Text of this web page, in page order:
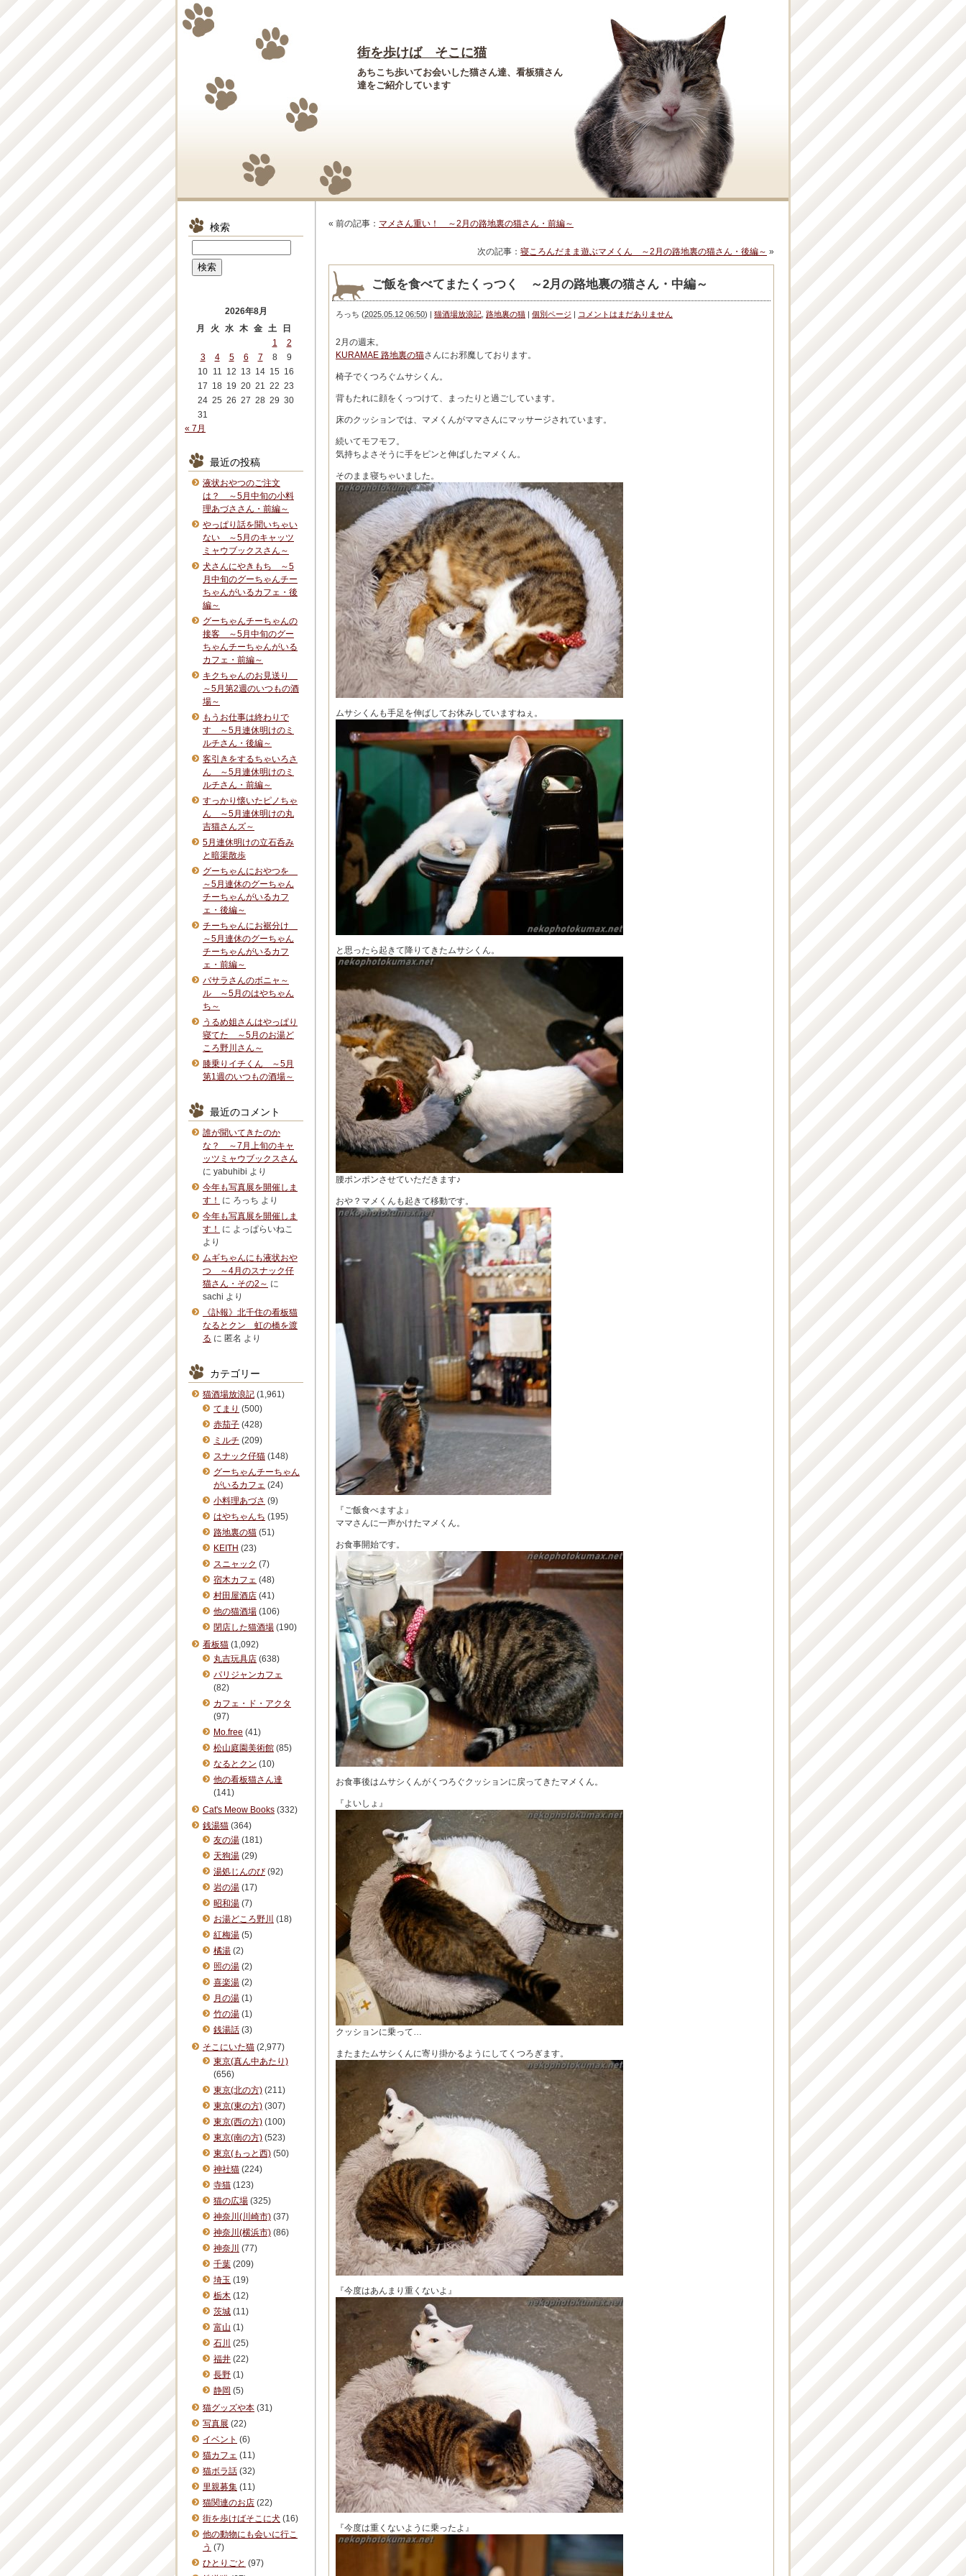
街を歩けば そこに猫
あちこち歩いてお会いした猫さん達、看板猫さん
達をご紹介しています
« 前の記事： マメさん重い！ ～2月の路地裏の猫さん・前編～
次の記事： 寝ころんだまま遊ぶマメくん ～2月の路地裏の猫さん・後編～ »
ご飯を食べてまたくっつく ～2月の路地裏の猫さん・中編～
ろっち (2025.05.12 06:50) | 猫酒場放浪記 路地裏の猫 | 個別ページ | コメントはまだありません
2月の週末。
KURAMAE 路地裏の猫さんにお邪魔しております。
椅子でくつろぐムサシくん。
背もたれに顔をくっつけて、まったりと過ごしています。
床のクッションでは、マメくんがママさんにマッサージされています。
続いてモフモフ。
気持ちよさそうに手をピンと伸ばしたマメくん。
そのまま寝ちゃいました。
ムサシくんも手足を伸ばしてお休みしていますねぇ。
と思ったら起きて降りてきたムサシくん。
腰ポンポンさせていただきます♪
おや？マメくんも起きて移動です。
『ご飯食べますよ』
ママさんに一声かけたマメくん。
お食事開始です。
お食事後はムサシくんがくつろぐクッションに戻ってきたマメくん。
『よいしょ』
クッションに乗って…
またまたムサシくんに寄り掛かるようにしてくつろぎます。
『今度はあんまり重くないよ』
『今度は重くないように乗ったよ』
検索
2026年8月
月
火 水 木 金 土
日
1
2
3
4 5 6 7 8
9
10 11 12 13 14 15 16
17 18 19 20 21 22 23
24 25 26 27 28 29 30
31
« 7月
最近の投稿
液状おやつのご注文
は？ ～5月中旬の小料
理あづささん・前編～
やっぱり話を聞いちゃい
ない ～5月のキャッツ
ミャウブックスさん～
犬さんにやきもち ～5
月中旬のグーちゃんチー
ちゃんがいるカフェ・後
編～
グーちゃんチーちゃんの
接客 ～5月中旬のグー
ちゃんチーちゃんがいる
カフェ・前編～
キクちゃんのお見送り
～5月第2週のいつもの酒
場～
もうお仕事は終わりで
す ～5月連休明けのミ
ルチさん・後編～
客引きをするちゃいろさ
ん ～5月連休明けのミ
ルチさん・前編～
すっかり懐いたピノちゃ
ん ～5月連休明けの丸
吉猫さんズ～
5月連休明けの立石呑み
と暗渠散歩
グーちゃんにおやつを
～5月連休のグーちゃん
チーちゃんがいるカフ
ェ・後編～
チーちゃんにお裾分け
～5月連休のグーちゃん
チーちゃんがいるカフ
ェ・前編～
バサラさんのボニャ～
ル ～5月のはやちゃん
ち～
うるめ姐さんはやっぱり
寝てた ～5月のお湯ど
ころ野川さん～
膝乗りイチくん ～5月
第1週のいつもの酒場～
最近のコメント
誰が聞いてきたのか
な？ ～7月上旬のキャ
ッツミャウブックスさん
に yabuhibi より
今年も写真展を開催しま
す！
に ろっち より
今年も写真展を開催しま
す！
に よっぱらいねこ
より
ムギちゃんにも液状おや
つ ～4月のスナック仔
猫さん・その2～ に
sachi より
《訃報》北千住の看板猫
なるとクン 虹の橋を渡
る に 匿名 より
カテゴリー
猫酒場放浪記 (1,961)
てまり (500)
赤茄子 (428)
ミルチ (209)
スナック仔猫 (148)
グーちゃんチーちゃん
がいるカフェ (24)
小料理あづさ (9)
はやちゃんち (195)
路地裏の猫 (51)
KEITH (23)
スニャック (7)
宿木カフェ (48)
村田屋酒店 (41)
他の猫酒場 (106)
閉店した猫酒場 (190)
看板猫 (1,092)
丸吉玩具店 (638)
パリジャンカフェ
(82)
カフェ・ド・アクタ
(97)
Mo.free (41)
松山庭園美術館 (85)
なるとクン (10)
他の看板猫さん達
(141)
Cat's Meow Books (332)
銭湯猫 (364)
友の湯 (181)
天狗湯 (29)
湯処じんのび (92)
岩の湯 (17)
昭和湯 (7)
お湯どころ野川 (18)
紅梅湯 (5)
橘湯 (2)
照の湯 (2)
喜楽湯 (2)
月の湯 (1)
竹の湯 (1)
銭湯話 (3)
そこにいた猫 (2,977)
東京(真ん中あたり)
(656)
東京(北の方) (211)
東京(東の方) (307)
東京(西の方) (100)
東京(南の方) (523)
東京(もっと西) (50)
神社猫 (224)
寺猫 (123)
猫の広場 (325)
神奈川(川崎市) (37)
神奈川(横浜市) (86)
神奈川 (77)
千葉 (209)
埼玉 (19)
栃木 (12)
茨城 (11)
富山 (1)
石川 (25)
福井 (22)
長野 (1)
静岡 (5)
猫グッズや本 (31)
写真展 (22)
イベント (6)
猫カフェ (11)
猫ボラ話 (32)
里親募集 (11)
猫関連のお店 (22)
街を歩けばそこに犬 (16)
他の動物にも会いに行こ
う (7)
ひとりごと (97)